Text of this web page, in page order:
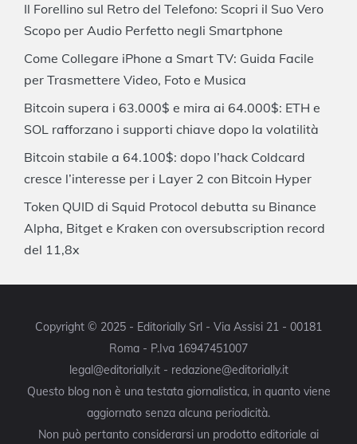
Il Forellino sul Retro del Telefono: Scopri il Suo Vero
Scopo per Audio Perfetto negli Smartphone
Come Collegare iPhone a Smart TV: Guida Facile
per Trasmettere Video, Foto e Musica
Bitcoin supera i 63.000$ e mira ai 64.000$: ETH e
SOL rafforzano i supporti chiave dopo la volatilità
Bitcoin stabile a 64.100$: dopo l’hack Coldcard
cresce l’interesse per i Layer 2 con Bitcoin Hyper
Token QUID di Squid Protocol debutta su Binance
Alpha, Bitget e Kraken con oversubscription record
del 11,8x
Copyright © 2025 - Editorially Srl - Via Assisi 21 - 00181
Roma - P.Iva 16947451007
legal@editorially.it - redazione@editorially.it
Questo blog non è una testata giornalistica, in quanto viene
aggiornato senza alcuna periodicità.
Non può pertanto considerarsi un prodotto editoriale ai